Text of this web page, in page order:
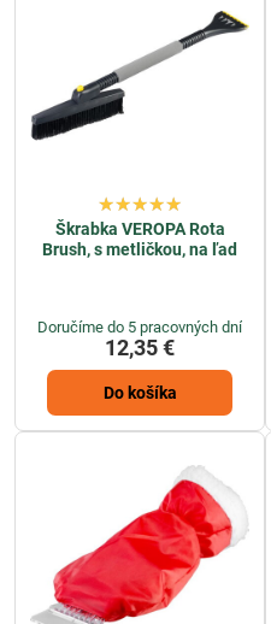
Škrabka VEROPA Rota
Brush, s metličkou, na ľad
Doručíme do 5 pracovných dní
12,35 €
Do košíka